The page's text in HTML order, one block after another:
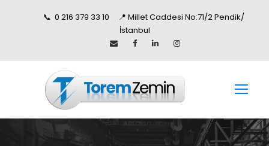
📞 0 216 379 33 10 📍 Millet Caddesi No:71/2 Pendik/
İstanbul